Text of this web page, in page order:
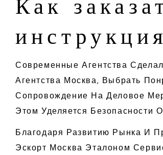
Как
инструкция
Современные Агентства
Агентства Москва, Выбрать
Сопровождение На Деловое
Этом Уделяется Безопасности
Благодаря Развитию Рынка И
Эскорт Москва Эталоном